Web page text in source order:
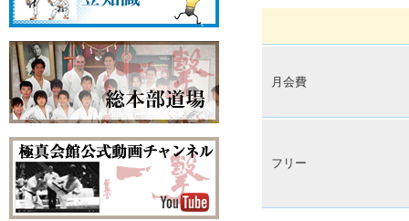
月会費
フリー